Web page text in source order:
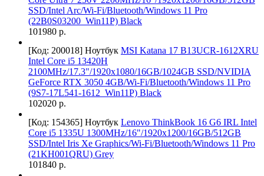
SSD/Intel Arc/Wi-Fi/Bluetooth/Windows 11 Pro
(22B0S03200_Win11P) Black
101980 р.
[Код: 200018] Ноутбук MSI Katana 17 B13UCR-1612XRU
Intel Core i5 13420H
2100MHz/17.3"/1920x1080/16GB/1024GB SSD/NVIDIA
GeForce RTX 3050 4GB/Wi-Fi/Bluetooth/Windows 11 Pro
(9S7-17L541-1612_Win11P) Black
102020 р.
[Код: 154365] Ноутбук Lenovo ThinkBook 16 G6 IRL Intel
Core i5 1335U 1300MHz/16"/1920x1200/16GB/512GB
SSD/Intel Iris Xe Graphics/Wi-Fi/Bluetooth/Windows 11 Pro
(21KH001QRU) Grey
101840 р.